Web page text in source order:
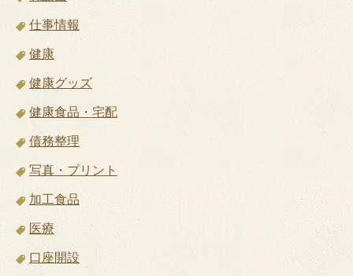
仕事情報
健康
健康グッズ
健康食品・宅配
債務整理
写真・プリント
加工食品
医療
口座開設